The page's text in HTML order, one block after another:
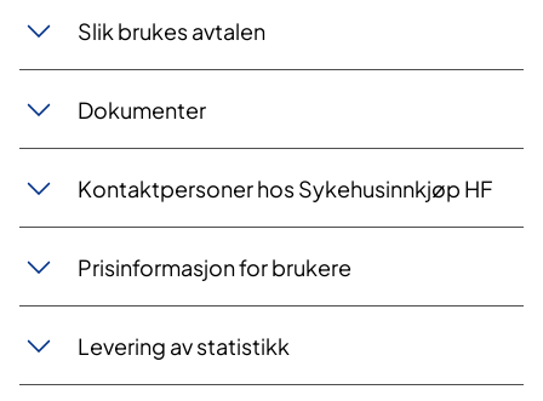
Slik brukes avtalen
Dokumenter
Kontaktpersoner hos Sykehusinnkjøp HF
Prisinformasjon for brukere
Levering av statistikk